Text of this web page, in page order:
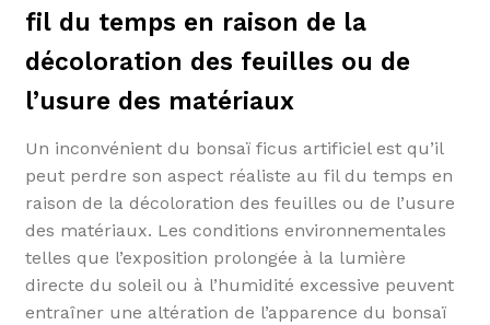
fil du temps en raison de la
décoloration des feuilles ou de
l’usure des matériaux
Un inconvénient du bonsaï ficus artificiel est qu’il
peut perdre son aspect réaliste au fil du temps en
raison de la décoloration des feuilles ou de l’usure
des matériaux. Les conditions environnementales
telles que l’exposition prolongée à la lumière
directe du soleil ou à l’humidité excessive peuvent
entraîner une altération de l’apparence du bonsaï